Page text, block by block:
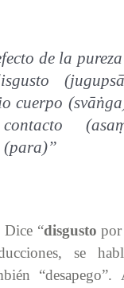
de la
(jugupsā
cuerpo (svāṅga
(
(para)”
Dice “disgusto
se